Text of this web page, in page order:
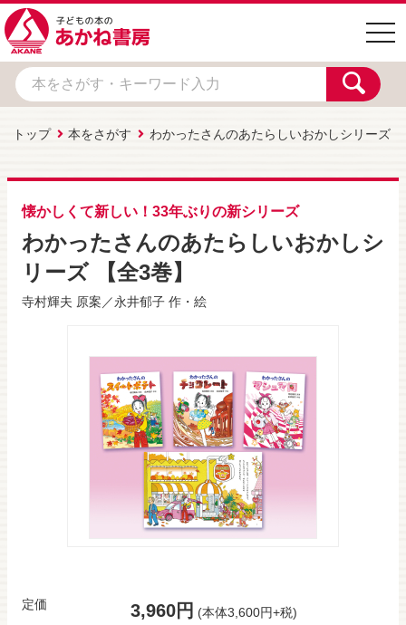
トップ 本をさがす わかったさんのあたらしいおかしシリーズ
懐かしくて新しい！33年ぶりの新シリーズ
わかったさんのあたらしいおかしシ
リーズ 【全3巻】
寺村輝夫 原案／永井郁子 作・絵
定価 3,960円 (本体3,600円+税)